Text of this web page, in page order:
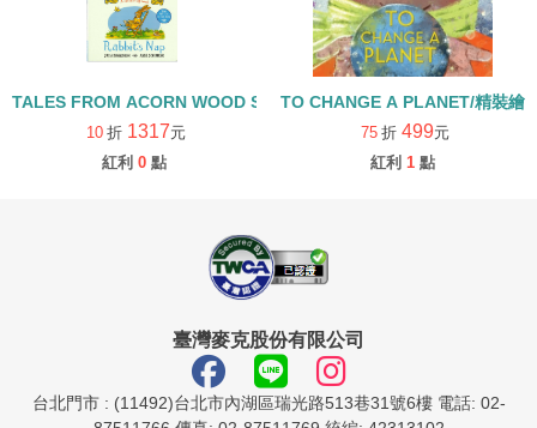
TALES FROM ACORN WOOD STORY COLLECTION 生活日常組/
10 折 1317元
紅利 0 點
TO CHANGE A PLANET/精裝繪
75 折 499元
紅利 1 點
臺灣麥克股份有限公司
台北門市 : (11492)台北市內湖區瑞光路513巷31號6樓 電話: 02-